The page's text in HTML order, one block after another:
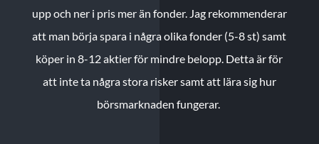
upp och ner i pris mer än fonder. Jag rekommenderar
att man börja spara i några olika fonder (5-8 st) samt
köper in 8-12 aktier för mindre belopp. Detta är för
att inte ta några stora risker samt att lära sig hur
börsmarknaden fungerar.